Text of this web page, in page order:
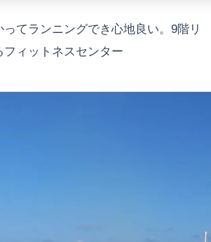
てランニングでき心地良い。9階リ
フィットネスセンター